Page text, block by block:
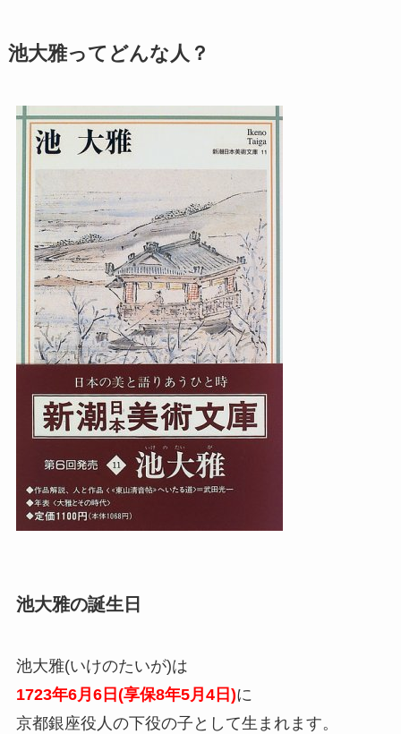
池大雅ってどんな人？
池大雅の誕生日
池大雅(いけのたいが)は
1723年6月6日(享保8年5月4日)に
京都銀座役人の下役の子として生まれます。